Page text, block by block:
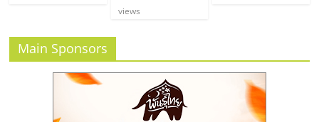
views
Main Sponsors